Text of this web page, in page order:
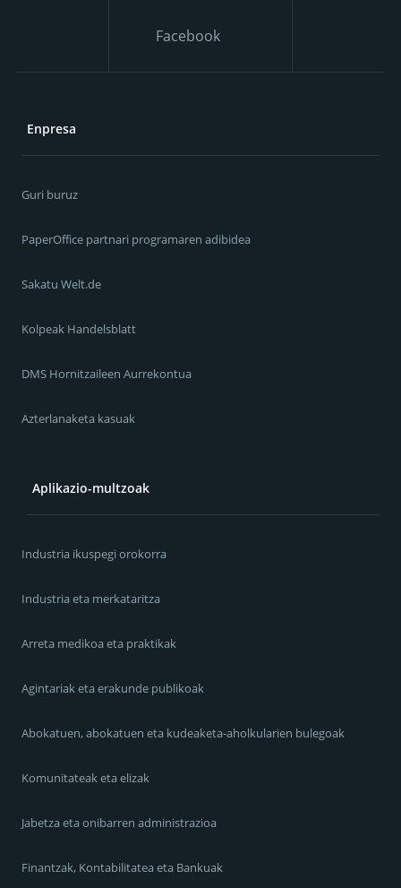
Facebook
Enpresa
Guri buruz
PaperOffice partnari programaren adibidea
Sakatu Welt.de
Kolpeak Handelsblatt
DMS Hornitzaileen Aurrekontua
Azterlanaketa kasuak
Aplikazio-multzoak
Industria ikuspegi orokorra
Industria eta merkataritza
Arreta medikoa eta praktikak
Agintariak eta erakunde publikoak
Abokatuen, abokatuen eta kudeaketa-aholkularien bulegoak
Komunitateak eta elizak
Jabetza eta onibarren administrazioa
Finantzak, Kontabilitatea eta Bankuak